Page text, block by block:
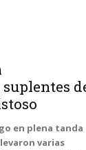
en plena tanda
varias